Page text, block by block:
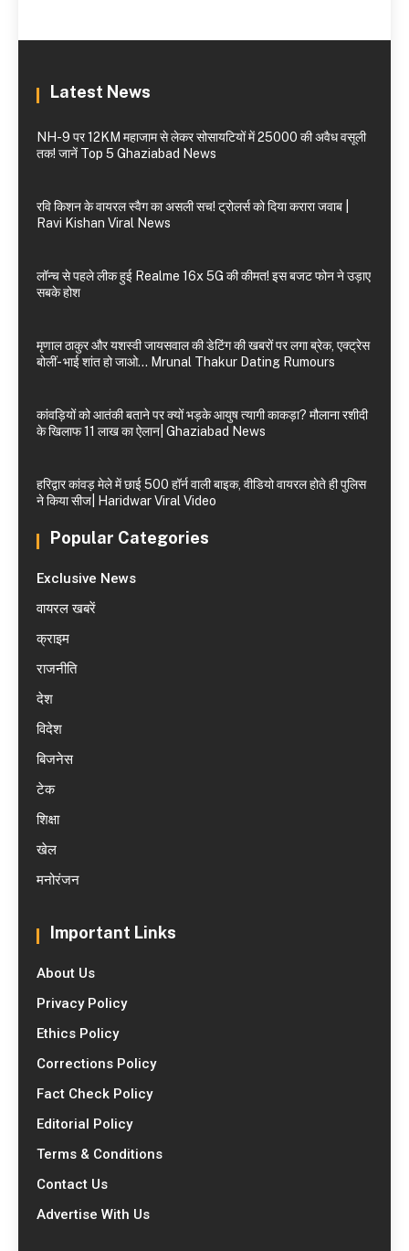
Latest News
NH-9 पर 12KM महाजाम से लेकर सोसायटियों में 25000 की अवैध वसूली
तक! जानें Top 5 Ghaziabad News
रवि किशन के वायरल स्वैग का असली सच! ट्रोलर्स को दिया करारा जवाब |
Ravi Kishan Viral News
लॉन्च से पहले लीक हुई Realme 16x 5G की कीमत! इस बजट फोन ने उड़ाए
सबके होश
मृणाल ठाकुर और यशस्वी जायसवाल की डेटिंग की खबरों पर लगा ब्रेक, एक्ट्रेस
बोलीं- भाई शांत हो जाओ… Mrunal Thakur Dating Rumours
कांवड़ियों को आतंकी बताने पर क्यों भड़के आयुष त्यागी काकड़ा? मौलाना रशीदी
के खिलाफ 11 लाख का ऐलान| Ghaziabad News
हरिद्वार कांवड़ मेले में छाई 500 हॉर्न वाली बाइक, वीडियो वायरल होते ही पुलिस
ने किया सीज| Haridwar Viral Video
Popular Categories
Exclusive News
वायरल खबरें
क्राइम
राजनीति
देश
विदेश
बिजनेस
टेक
शिक्षा
खेल
मनोरंजन
Important Links
About Us
Privacy Policy
Ethics Policy
Corrections Policy
Fact Check Policy
Editorial Policy
Terms & Conditions
Contact Us
Advertise With Us